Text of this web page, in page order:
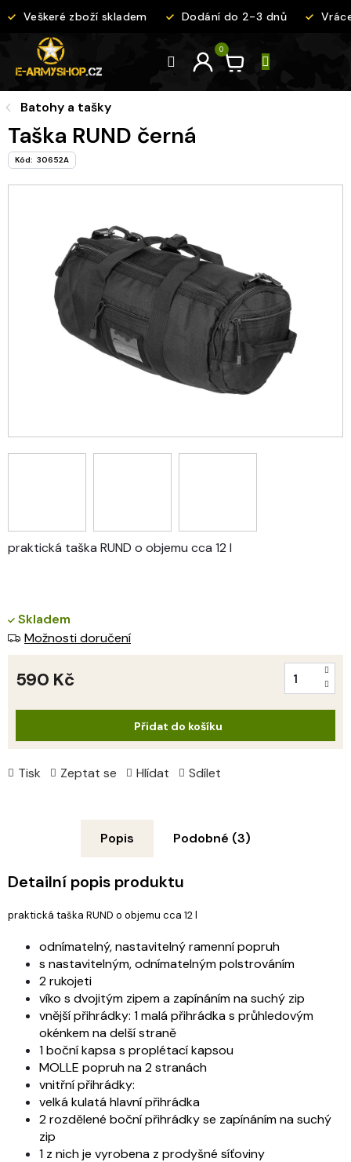
na
Veškeré zboží skladem Dodání do 2-3 dnů
Batohy a tašky
Taška RUND černá
Kód: 30652A
praktická taška RUND o objemu cca 12 l
Tisk Zeptat se Hlídat Sdílet
Skladem
Možnosti doručení
590 Kč
Přidat do košíku
Popis Podobné (3)
Detailní popis produktu
praktická taška RUND o objemu cca 12 l
odnímatelný, nastavitelný ramenní popruh
s nastavitelným, odnímatelným polstrováním
2 rukojeti
víko s dvojitým zipem a zapínáním na suchý zip
vnější přihrádky: 1 malá přihrádka s průhledovým
okénkem na delší straně
1 boční kapsa s proplétací kapsou
MOLLE popruh na 2 stranách
vnitřní přihrádky:
velká kulatá hlavní přihrádka
2 rozdělené boční přihrádky se zapínáním na suchý
zip
1 z nich je vyrobena z prodyšné síťoviny